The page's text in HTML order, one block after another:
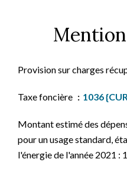
Provision sur charges
Taxe foncière 1036
Montant estimé des
pour un usage standard,
l'énergie de l'année 2021 :